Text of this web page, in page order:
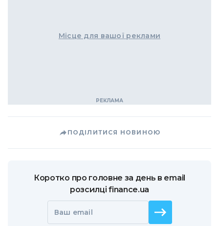
Місце для вашої реклами
ПОДІЛИТИСЯ НОВИНОЮ
Коротко про головне за день в email
розсилці finance.ua
Ваш email